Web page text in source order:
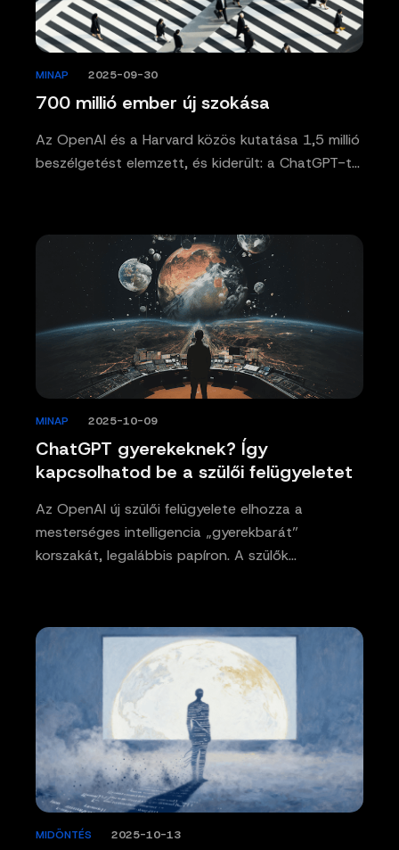
700 millió ember új szokása
MINAP 2025-09-30
Az OpenAI és a Harvard közös kutatása 1,5 millió
beszélgetést elemzett, és kiderült: a ChatGPT-t…
ChatGPT gyerekeknek? Így
kapcsolhatod be a szülői felügyeletet
MINAP 2025-10-09
Az OpenAI új szülői felügyelete elhozza a
mesterséges intelligencia „gyerekbarát”
korszakát, legalábbis papíron. A szülők…
MIDÖNTÉS 2025-10-13